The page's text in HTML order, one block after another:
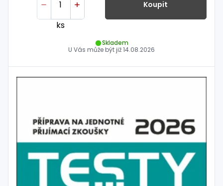
ks
Koupit
Skladem
U Vás může být již14.08.2026